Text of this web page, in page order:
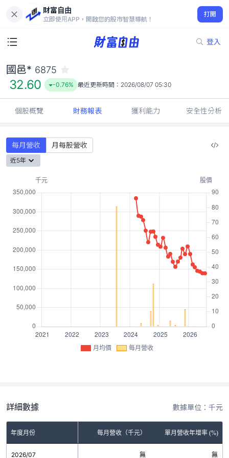
財富自由
立即使用APP，開啟您的股市智慧導航！
打開
登入
32.60
-0.76%
國邑* 6875
32.60 -0.76% 最近更新時間： 2026/08/07 05:30
個股概覽 財務報表 獲利能力 安全性分析
每月營收 月每股營收
近5年
月均價 每月營收
詳細數據 數據單位：千元
年度月份 每月營收（千元） 單月營收年增率 (%)
2026/07 無 無